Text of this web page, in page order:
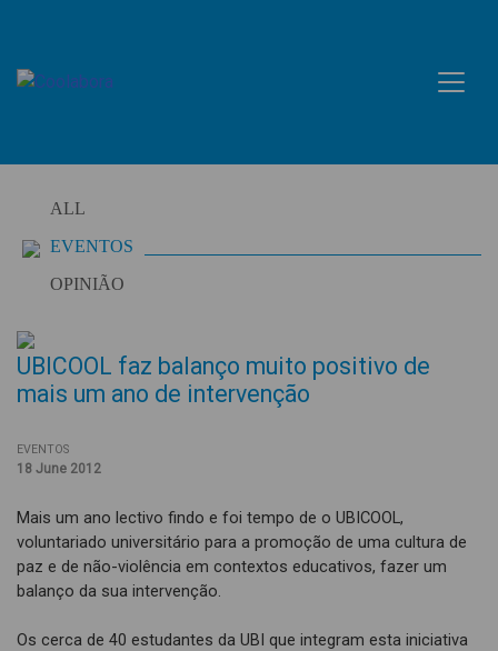
content
ALL
EVENTOS
OPINIÃO
UBICOOL faz balanço muito positivo de
mais um ano de intervenção
EVENTOS
18 June 2012
Mais um ano lectivo findo e foi tempo de o UBICOOL,
voluntariado universitário para a promoção de uma cultura de
paz e de não-violência em contextos educativos, fazer um
balanço da sua intervenção.
Os cerca de 40 estudantes da UBI que integram esta iniciativa